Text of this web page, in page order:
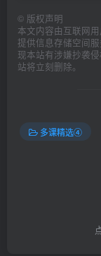
© 版权声明
本文内容由互联网
提供信息存储空间
现本站有涉嫌抄袭
站将立刻删除。
多课精选④